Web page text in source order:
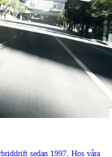
sedan 1997. Hos våra